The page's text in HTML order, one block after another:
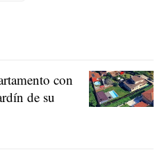
con
de su